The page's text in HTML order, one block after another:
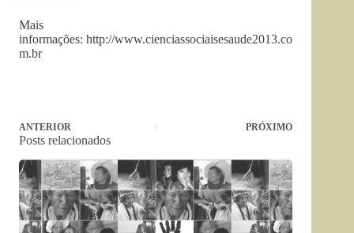
Mais
informações: http://www.cienciassociaisesaude2013.co
m.br
ANTERIOR PRÓXIMO
Posts relacionados